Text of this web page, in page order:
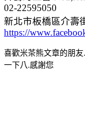
02-22595050
新北市板橋區介壽
https://
喜歡米茶熊文章的朋
一下八.感謝您